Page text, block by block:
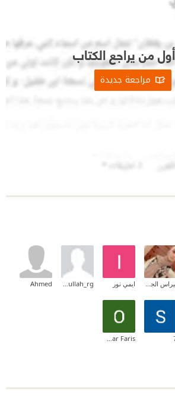
من يراجع الكتاب
مراجعة جديدة
ايمي نور Ahmed